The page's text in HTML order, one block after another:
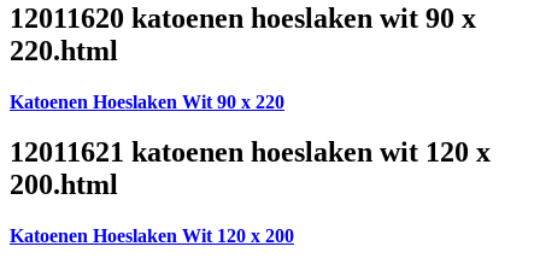
12011620 katoenen hoeslaken wit 90 x
220.html
Katoenen Hoeslaken Wit 90 x 220
12011621 katoenen hoeslaken wit 120 x
200.html
Katoenen Hoeslaken Wit 120 x 200